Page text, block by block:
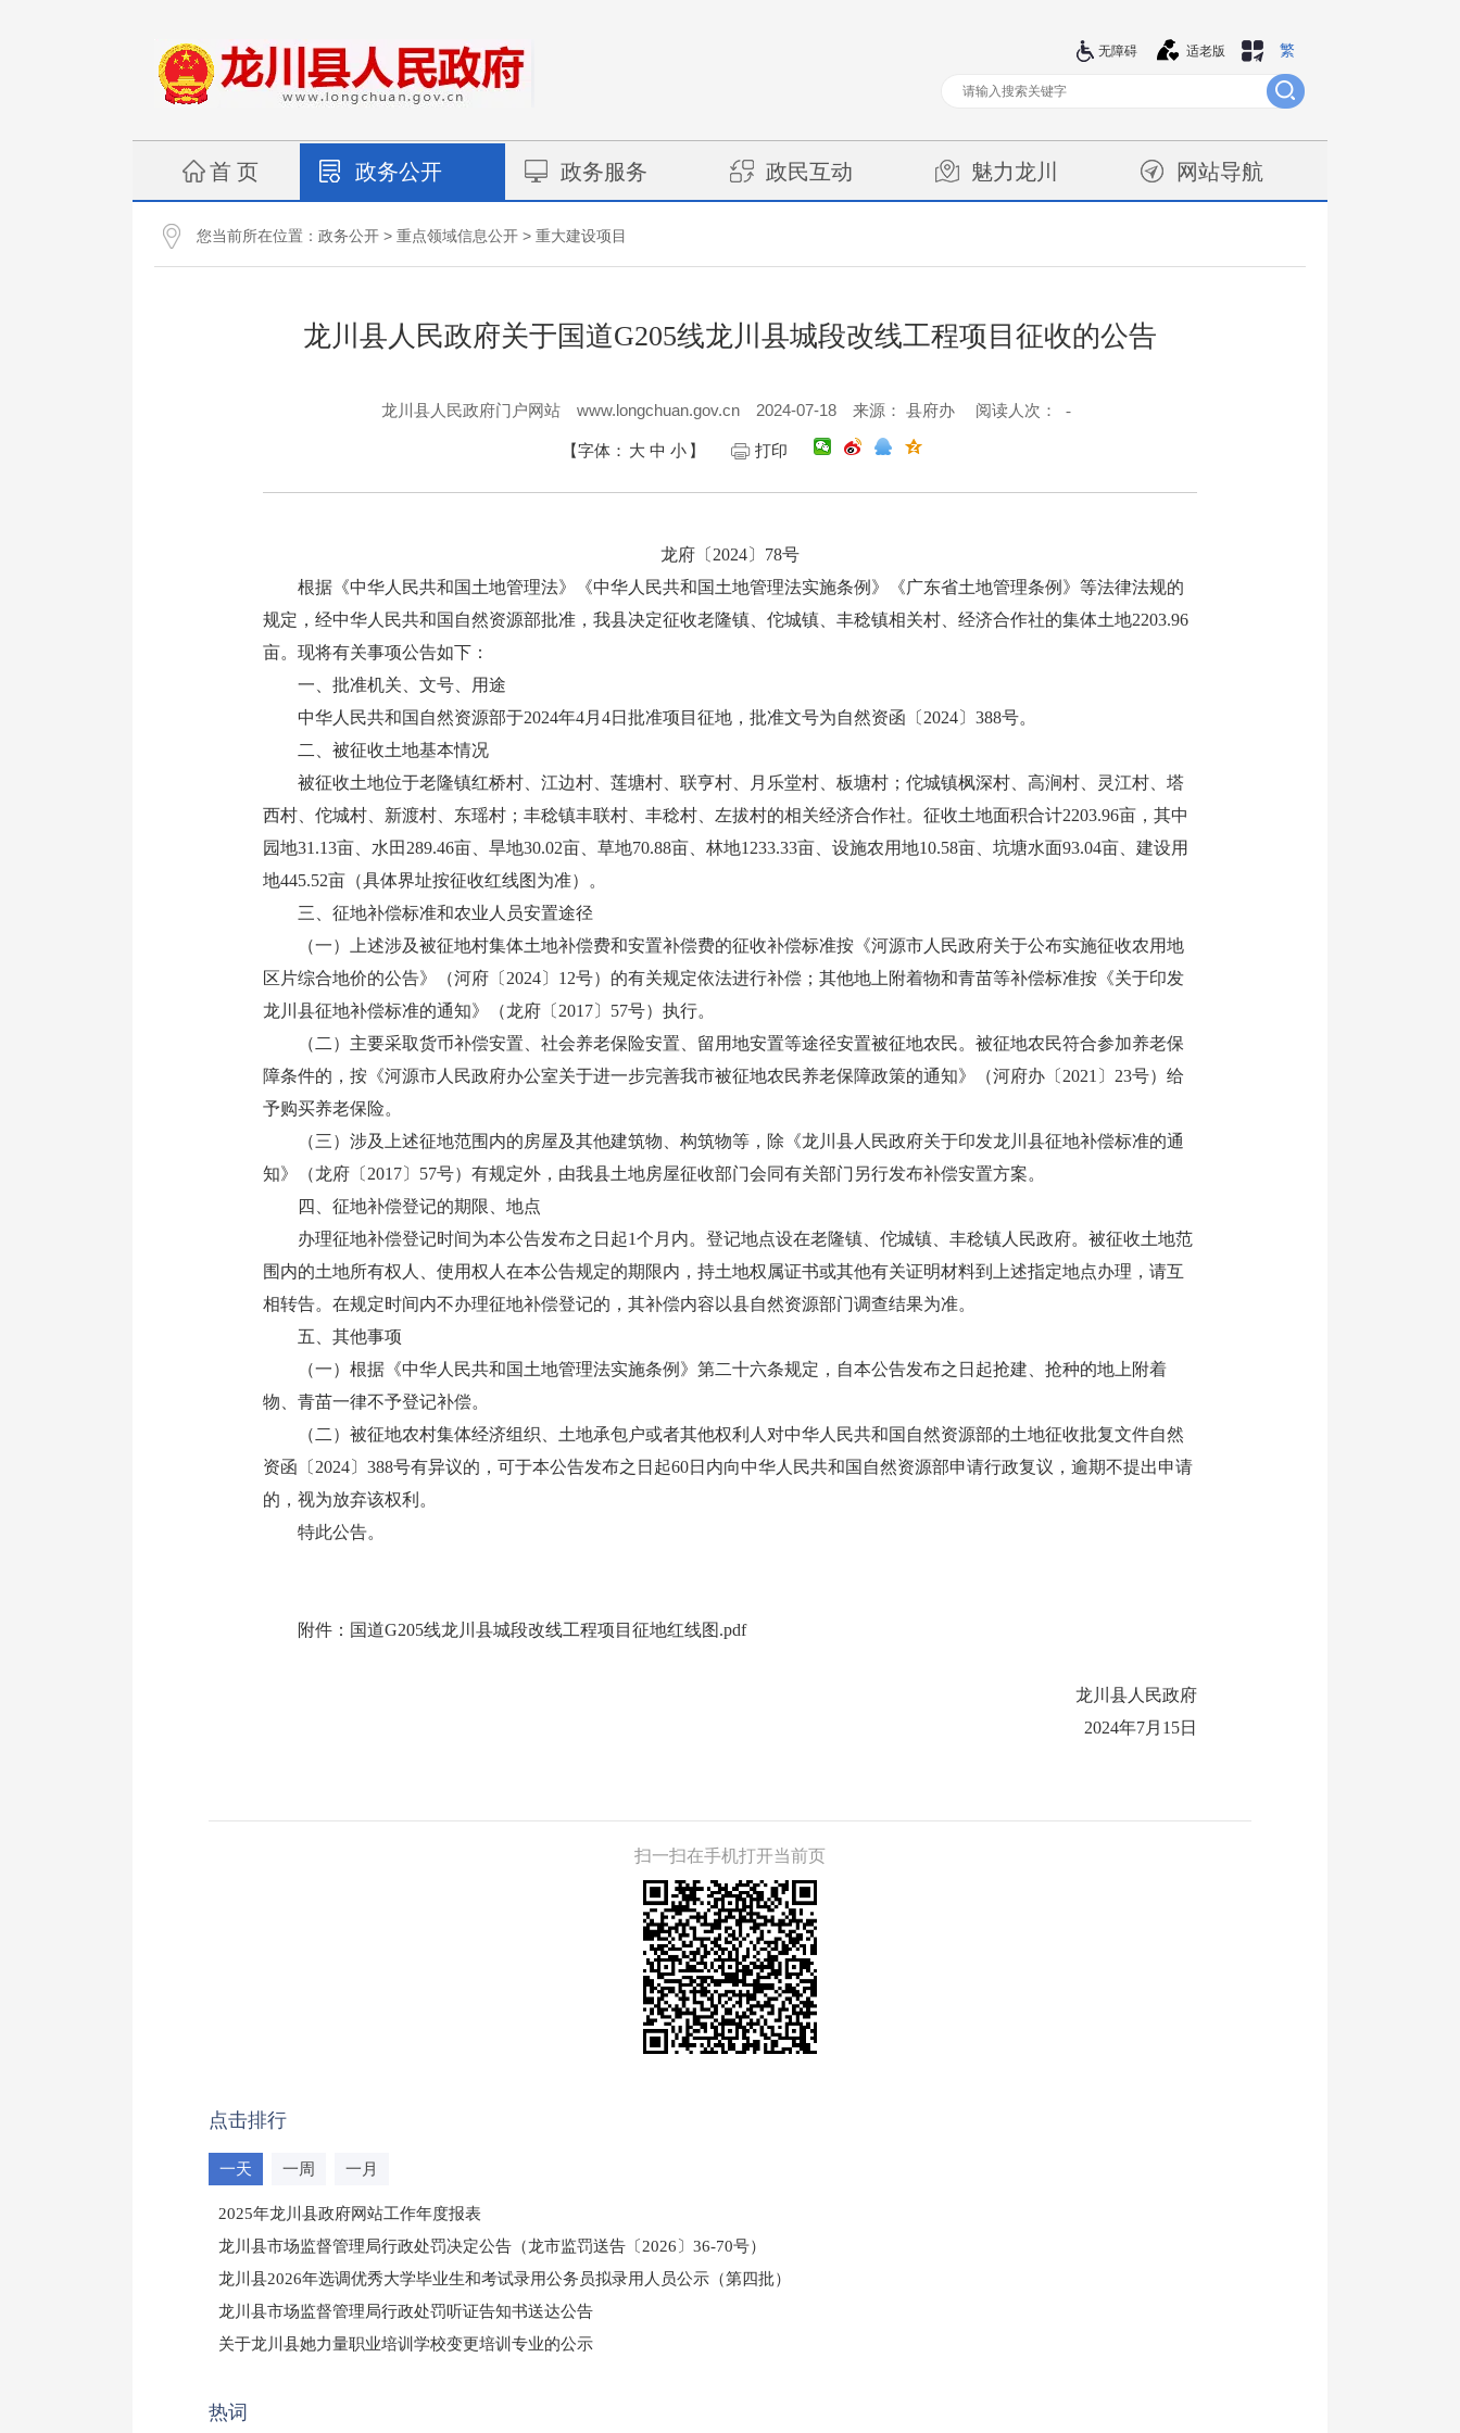
繁
适老版
无障碍
首 页 政务公开 政务服务 政民互动 魅力龙川 网站导航
您当前所在位置： 政务公开 > 重点领域信息公开 > 重大建设项目
龙川县人民政府关于国道G205线龙川县城段改线工程项目征收的公告
龙川县人民政府门户网站 www.longchuan.gov.cn 2024-07-18 来源： 县府办 阅读人次： -
【字体： 大 中 小 】 打印
龙府〔2024〕78号
根据《中华人民共和国土地管理法》《中华人民共和国土地管理法实施条例》《广东省土地管理条例》等法律法规的
规定，经中华人民共和国自然资源部批准，我县决定征收老隆镇、佗城镇、丰稔镇相关村、经济合作社的集体土地2203.96
亩。现将有关事项公告如下：
一、批准机关、文号、用途
中华人民共和国自然资源部于2024年4月4日批准项目征地，批准文号为自然资函〔2024〕388号。
二、被征收土地基本情况
被征收土地位于老隆镇红桥村、江边村、莲塘村、联亨村、月乐堂村、板塘村；佗城镇枫深村、高涧村、灵江村、塔
西村、佗城村、新渡村、东瑶村；丰稔镇丰联村、丰稔村、左拔村的相关经济合作社。征收土地面积合计2203.96亩，其中
园地31.13亩、水田289.46亩、旱地30.02亩、草地70.88亩、林地1233.33亩、设施农用地10.58亩、坑塘水面93.04亩、建设用
地445.52亩（具体界址按征收红线图为准）。
三、征地补偿标准和农业人员安置途径
（一）上述涉及被征地村集体土地补偿费和安置补偿费的征收补偿标准按《河源市人民政府关于公布实施征收农用地
区片综合地价的公告》（河府〔2024〕12号）的有关规定依法进行补偿；其他地上附着物和青苗等补偿标准按《关于印发
龙川县征地补偿标准的通知》（龙府〔2017〕57号）执行。
（二）主要采取货币补偿安置、社会养老保险安置、留用地安置等途径安置被征地农民。被征地农民符合参加养老保
障条件的，按《河源市人民政府办公室关于进一步完善我市被征地农民养老保障政策的通知》（河府办〔2021〕23号）给
予购买养老保险。
（三）涉及上述征地范围内的房屋及其他建筑物、构筑物等，除《龙川县人民政府关于印发龙川县征地补偿标准的通
知》（龙府〔2017〕57号）有规定外，由我县土地房屋征收部门会同有关部门另行发布补偿安置方案。
四、征地补偿登记的期限、地点
办理征地补偿登记时间为本公告发布之日起1个月内。登记地点设在老隆镇、佗城镇、丰稔镇人民政府。被征收土地范
围内的土地所有权人、使用权人在本公告规定的期限内，持土地权属证书或其他有关证明材料到上述指定地点办理，请互
相转告。在规定时间内不办理征地补偿登记的，其补偿内容以县自然资源部门调查结果为准。
五、其他事项
（一）根据《中华人民共和国土地管理法实施条例》第二十六条规定，自本公告发布之日起抢建、抢种的地上附着
物、青苗一律不予登记补偿。
（二）被征地农村集体经济组织、土地承包户或者其他权利人对中华人民共和国自然资源部的土地征收批复文件自然
资函〔2024〕388号有异议的，可于本公告发布之日起60日内向中华人民共和国自然资源部申请行政复议，逾期不提出申请
的，视为放弃该权利。
特此公告。
附件： 国道G205线龙川县城段改线工程项目征地红线图.pdf
龙川县人民政府
2024年7月15日
扫一扫在手机打开当前页
点击排行
一天 一周 一月
2025年龙川县政府网站工作年度报表
龙川县市场监督管理局行政处罚决定公告（龙市监罚送告〔2026〕36-70号）
龙川县2026年选调优秀大学毕业生和考试录用公务员拟录用人员公示（第四批）
龙川县市场监督管理局行政处罚听证告知书送达公告
（龙市监罚送告〔2026〕71号）
关于龙川县她力量职业培训学校变更培训专业的公示
热词